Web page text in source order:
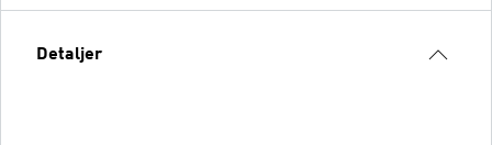
Detaljer